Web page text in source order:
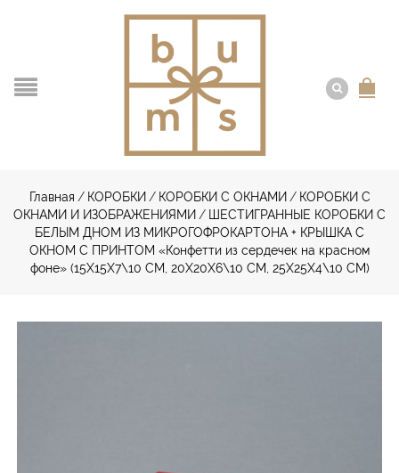
Главная / КОРОБКИ / КОРОБКИ С ОКНАМИ / КОРОБКИ С
ОКНАМИ И ИЗОБРАЖЕНИЯМИ /
ШЕСТИГРАННЫЕ КОРОБКИ С
БЕЛЫМ ДНОМ ИЗ МИКРОГОФРОКАРТОНА + КРЫШКА С
ОКНОМ С ПРИНТОМ «Конфетти из сердечек на красном
фоне» (15Х15Х7\10 СМ, 20Х20Х6\10 СМ, 25Х25Х4\10 СМ)